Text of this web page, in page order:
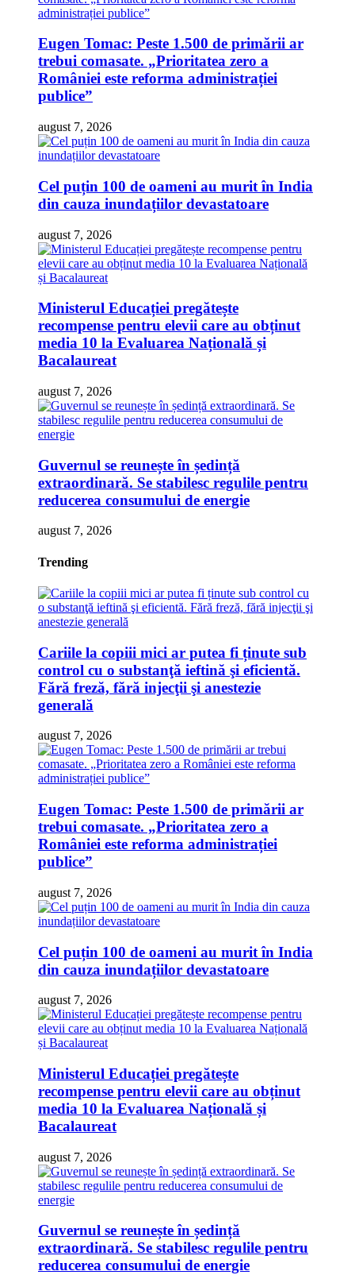
Eugen Tomac: Peste 1.500 de primării ar
trebui comasate. „Prioritatea zero a
României este reforma administrației
publice”
august 7, 2026
Cel puțin 100 de oameni au murit în India
din cauza inundațiilor devastatoare
august 7, 2026
Ministerul Educației pregătește
recompense pentru elevii care au obținut
media 10 la Evaluarea Națională și
Bacalaureat
august 7, 2026
Guvernul se reunește în ședință
extraordinară. Se stabilesc regulile pentru
reducerea consumului de energie
august 7, 2026
Trending
Cariile la copiii mici ar putea fi ținute sub
control cu o substanţă ieftină şi eficientă.
Fără freză, fără injecţii şi anestezie
generală
august 7, 2026
Eugen Tomac: Peste 1.500 de primării ar
trebui comasate. „Prioritatea zero a
României este reforma administrației
publice”
august 7, 2026
Cel puțin 100 de oameni au murit în India
din cauza inundațiilor devastatoare
august 7, 2026
Ministerul Educației pregătește
recompense pentru elevii care au obținut
media 10 la Evaluarea Națională și
Bacalaureat
august 7, 2026
Guvernul se reunește în ședință
extraordinară. Se stabilesc regulile pentru
reducerea consumului de energie